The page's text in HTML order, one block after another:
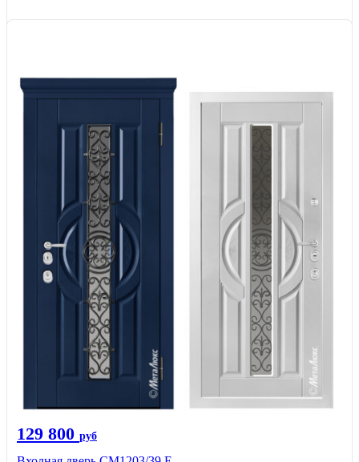
129 800 руб